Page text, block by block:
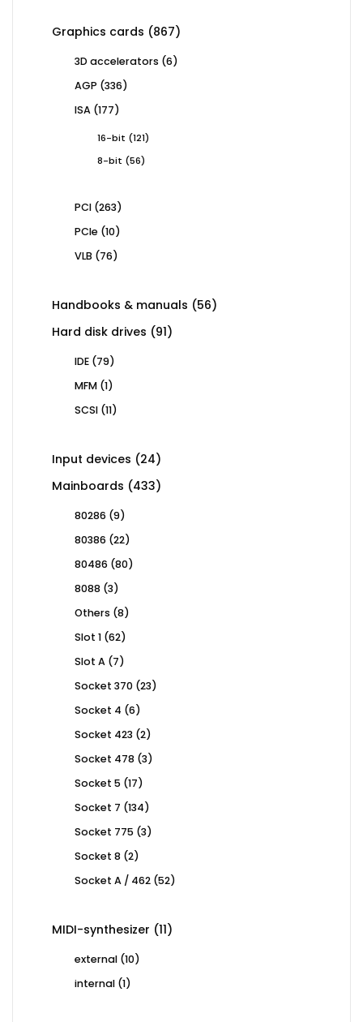
Graphics cards 867867
3D accelerators 66
AGP 336336
ISA 177177
16-bit 121121
8-bit
5656
PCI 263263
PCIe 1010
VLB 7676
Handbooks & manuals 5656
Hard disk drives 9191
IDE 7979
MFM 11
SCSI 1111
Input devices 2424
Mainboards 433433
80286 99
80386 2222
80486 8080
8088 33
Others 88
Slot 1 6262
Slot A 77
Socket 370 2323
Socket 4 66
Socket 423 22
Socket 478 33
Socket 5 1717
Socket 7 134134
Socket 775 33
Socket 8 22
Socket A / 462 5252
MIDI-synthesizer 1111
external 1010
internal 11